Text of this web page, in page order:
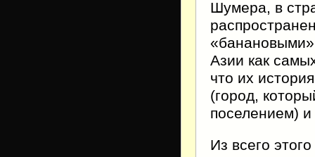
Шумера, в
Азии как
что их
(город,
поселением)
Из всего